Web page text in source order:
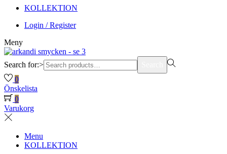
KOLLEKTION
Login / Register
Meny
Search for:>
0
Önskelista
0
Varukorg
Menu
KOLLEKTION